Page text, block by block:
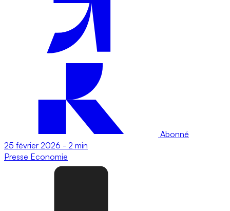
Abonné
25 février 2026 - 2 min
Presse Economie